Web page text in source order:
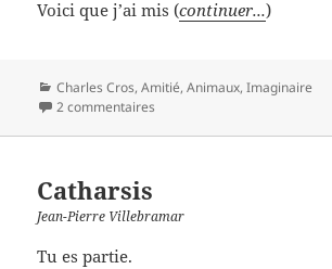
Voici que j’ai mis (continuer...)
Catégories
Charles Cros,Amitié,Animaux,Imaginaire
2 commentaires
Catharsis
Jean-Pierre Villebramar
Tu es partie.